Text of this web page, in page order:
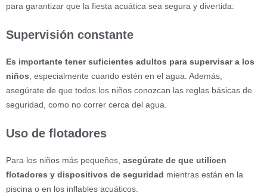
para garantizar que la fiesta acuática sea segura y divertida:
Supervisión constante
Es importante tener suficientes adultos para supervisar a los
niños , especialmente cuando estén en el agua. Además,
asegúrate de que todos los niños conozcan las reglas básicas de
seguridad, como no correr cerca del agua.
Uso de flotadores
Para los niños más pequeños, asegúrate de que utilicen
flotadores y dispositivos de seguridad mientras están en la
piscina o en los inflables acuáticos.